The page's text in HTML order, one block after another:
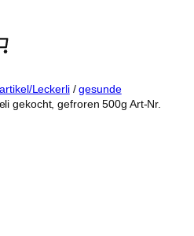
Leckerli/gesunde
gekocht, gefroren 500g Art-Nr.